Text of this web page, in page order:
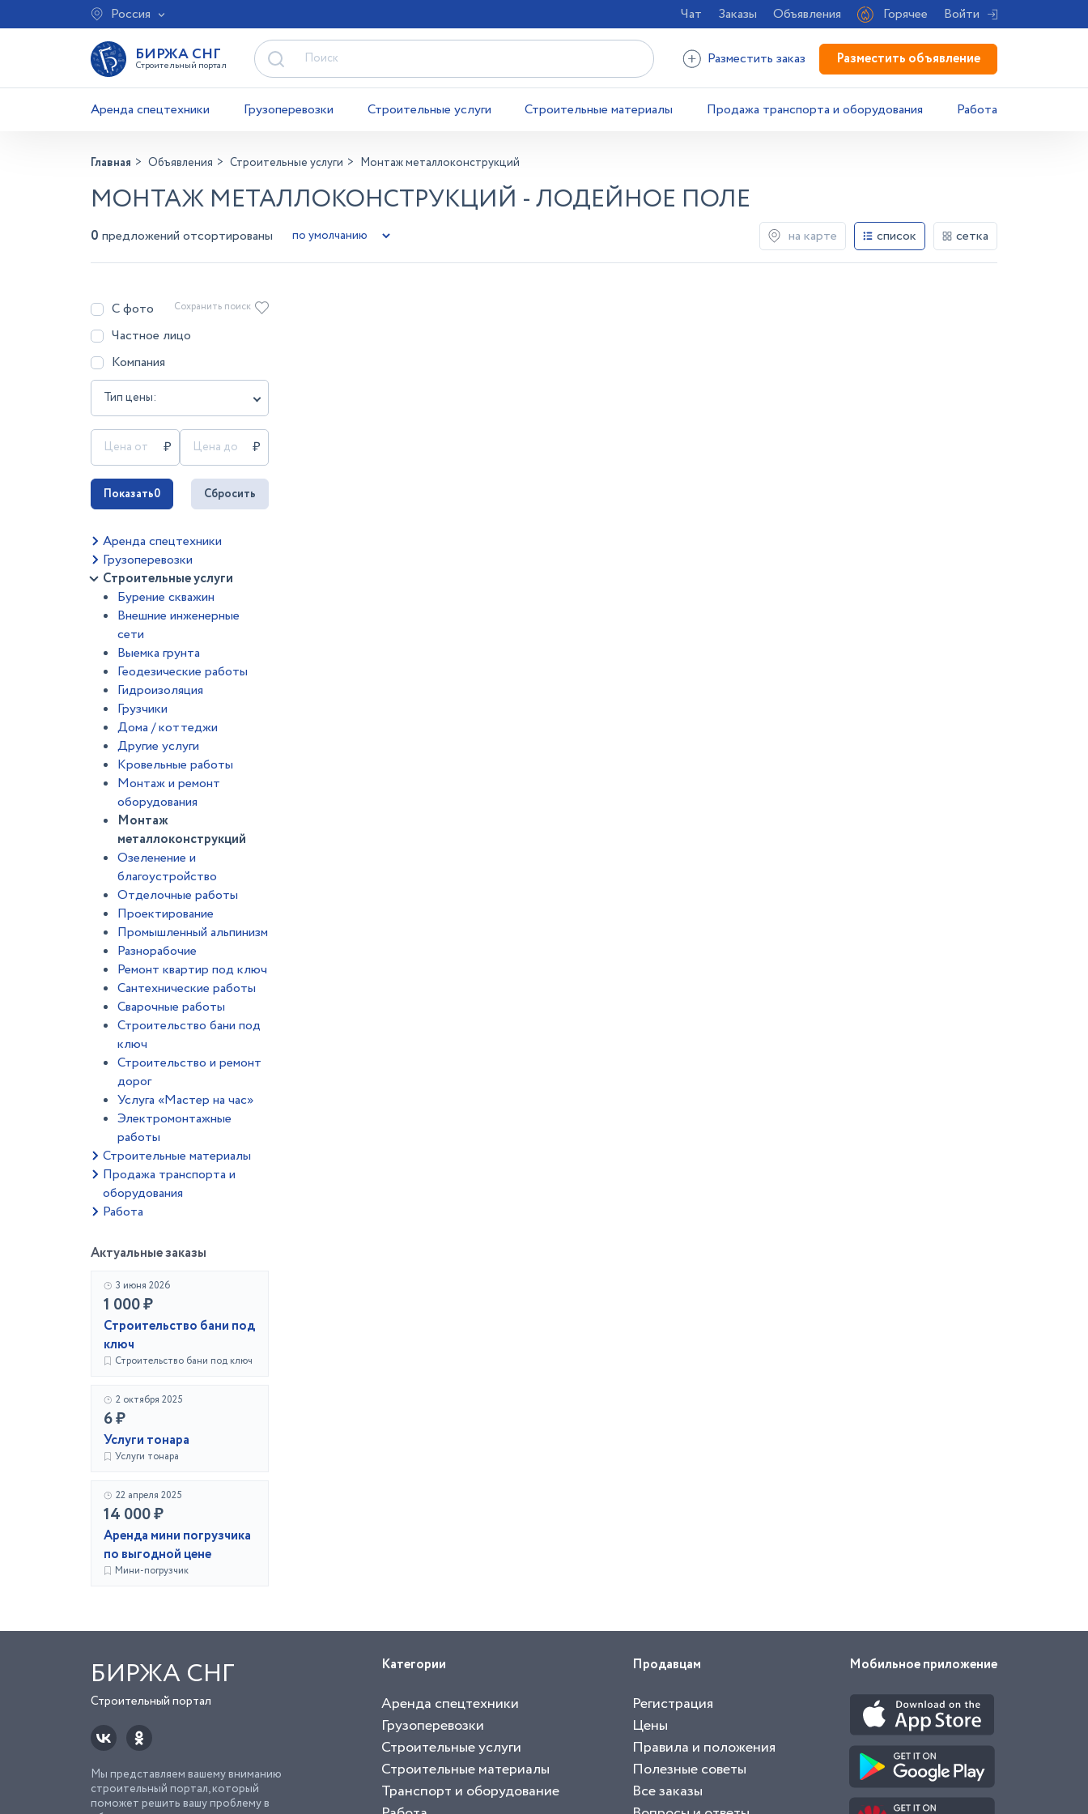
Россия Чат Заказы Объявления Горячее Войти
БИРЖА СНГ
Строительный портал Разместить заказ Разместить объявление
Аренда спецтехники Грузоперевозки Строительные услуги Строительные материалы Продажа транспорта и оборудования Работа
Главная Объявления Строительные услуги Монтаж металлоконструкций
МОНТАЖ МЕТАЛЛОКОНСТРУКЦИЙ - ЛОДЕЙНОЕ ПОЛЕ
0 предложений отсортированы на карте список сетка
С фото
Частное лицо
Компания
Тип цены:
Сохранить поиск
Показать0 Сбросить
Аренда спецтехники
Грузоперевозки
Строительные услуги
Бурение скважин
Внешние инженерные
сети
Выемка грунта
Геодезические работы
Гидроизоляция
Грузчики
Дома / коттеджи
Другие услуги
Кровельные работы
Монтаж и ремонт
оборудования
Монтаж
металлоконструкций
Озеленение и
благоустройство
Отделочные работы
Проектирование
Промышленный альпинизм
Разнорабочие
Ремонт квартир под ключ
Сантехнические работы
Сварочные работы
Строительство бани под
ключ
Строительство и ремонт
дорог
Услуга «Мастер на час»
Электромонтажные
работы
Строительные материалы
Продажа транспорта и
оборудования
Работа
Актуальные заказы
3 июня 2026
1 000 ₽
Строительство бани под
ключ
Строительство бани под ключ
2 октября 2025
6 ₽
Услуги тонара
Услуги тонара
22 апреля 2025
14 000 ₽
Аренда мини погрузчика
по выгодной цене
Мини-погрузчик
БИРЖА СНГ
Строительный портал
Мы представляем вашему вниманию
строительный портал, который
поможет решить вашу проблему в
Категории
Аренда спецтехники
Грузоперевозки
Строительные услуги
Строительные материалы
Транспорт и оборудование
Продавцам
Регистрация
Цены
Правила и положения
Полезные советы
Все заказы
Мобильное приложение